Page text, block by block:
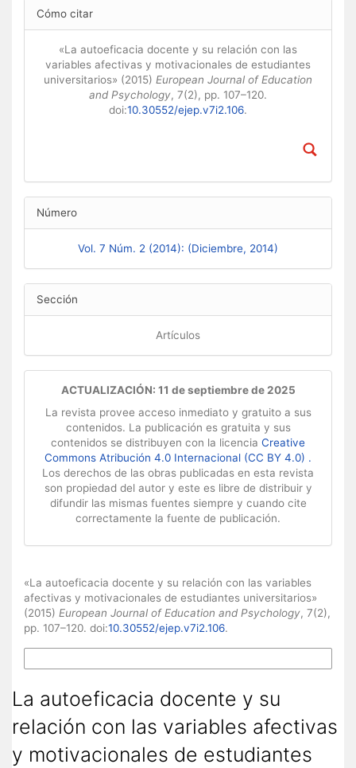
Detalles
del
artículo
Cómo citar
«La autoeficacia docente y su relación con las
variables afectivas y motivacionales de estudiantes
universitarios» (2015) European Journal of Education
and Psychology, 7(2), pp. 107–120.
doi:10.30552/ejep.v7i2.106.
Número
Vol. 7 Núm. 2 (2014): (Diciembre, 2014)
Sección
Artículos
ACTUALIZACIÓN: 11 de septiembre de 2025
La revista provee acceso inmediato y gratuito a sus
contenidos. La publicación es gratuita y sus
contenidos se distribuyen con la licencia Creative
Commons Atribución 4.0 Internacional (CC BY 4.0) .
Los derechos de las obras publicadas en esta revista
son propiedad del autor y este es libre de distribuir y
difundir las mismas fuentes siempre y cuando cite
correctamente la fuente de publicación.
«La autoeficacia docente y su relación con las variables
afectivas y motivacionales de estudiantes universitarios»
(2015) European Journal of Education and Psychology, 7(2),
pp. 107–120. doi:10.30552/ejep.v7i2.106.
La autoeficacia docente y su
relación con las variables afectivas
y motivacionales de estudiantes